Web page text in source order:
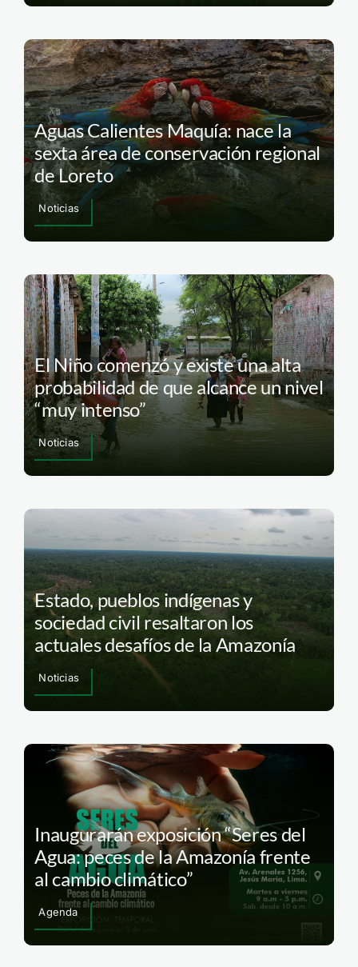
Aguas Calientes Maquía: nace la
sexta área de conservación regional
de Loreto
Noticias
El Niño comenzó y existe una alta
probabilidad de que alcance un nivel
“muy intenso”
Noticias
Estado, pueblos indígenas y
sociedad civil resaltaron los
actuales desafíos de la Amazonía
Noticias
Inaugurarán exposición “Seres del
Agua: peces de la Amazonía frente
al cambio climático”
Agenda